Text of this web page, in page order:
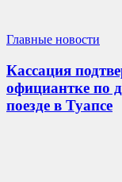
Главные новости
Кассация
официантке по
поезде в Туапсе